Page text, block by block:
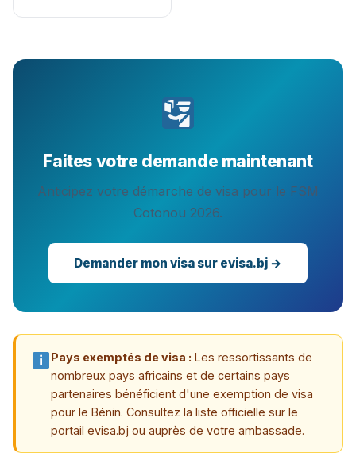
Faites votre demande maintenant
Anticipez votre démarche de visa pour le FSM
Cotonou 2026.
Demander mon visa sur evisa.bj →
Pays exemptés de visa : Les ressortissants de
nombreux pays africains et de certains pays
partenaires bénéficient d'une exemption de visa
pour le Bénin. Consultez la liste officielle sur le
portail evisa.bj ou auprès de votre ambassade.